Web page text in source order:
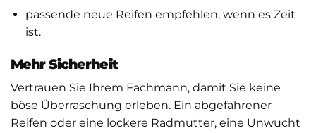
passende neue Reifen empfehlen, wenn es Zeit
ist.
Mehr Sicherheit
Vertrauen Sie Ihrem Fachmann, damit Sie keine
böse Überraschung erleben. Ein abgefahrener
Reifen oder eine lockere Radmutter, eine Unwucht